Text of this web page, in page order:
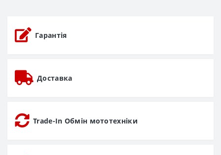
Гарантія
Доставка
Trade-In Обмін мототехніки